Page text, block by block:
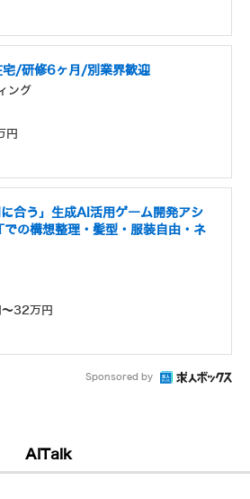
/研修6ヶ月/別業界歓迎
ング
円
合う」生成AI活用ゲーム開発アシ
の構想整理・髪型・服装自由・ネ
32万円
Sponsored by
AITalk